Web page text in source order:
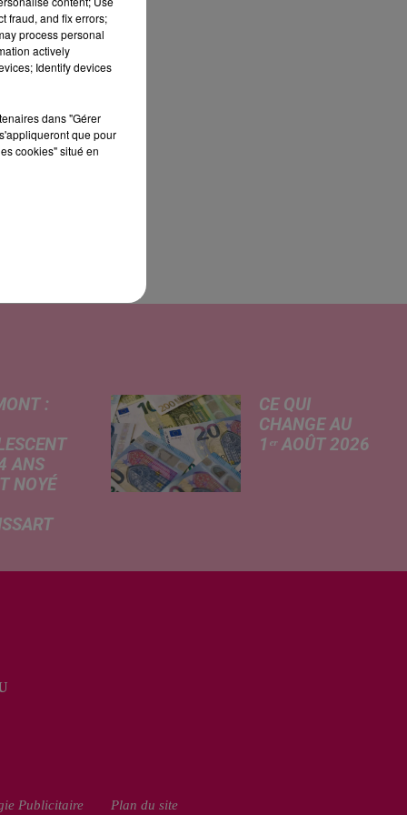
:
ANS
NOYÉ
la vie dans
CE QUI
CHANGE AU
1ᵉʳ AOÛT 2026
de frein sur le
Publicitaire Plan du site
fraud, and fix errors;
process personal
actively
Identify devices
dans "Gérer
que pour
cookies" situé en